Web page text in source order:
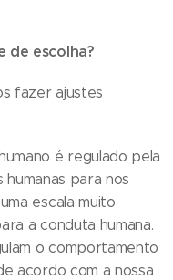
de escolha?
fazer ajustes
é regulado pela
para nos
escala muito
a conduta humana.
o comportamento
acordo com a nossa